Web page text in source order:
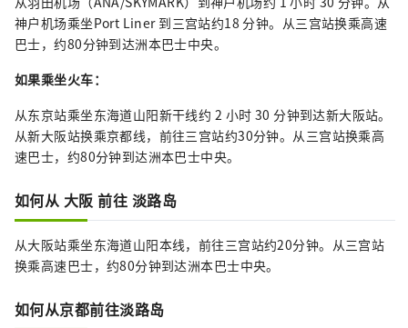
神户机场乘坐Port Liner 到三宫站约18 分钟。从三宫站换乘高速
巴士，约80分钟到达洲本巴士中央。
如果乘坐火车：
从东京站乘坐东海道山阳新干线约 2 小时 30 分钟到达新大阪站。
从新大阪站换乘京都线，前往三宫站约30分钟。从三宫站换乘高
速巴士，约80分钟到达洲本巴士中央。
如何从 大阪 前往 淡路岛
从大阪站乘坐东海道山阳本线，前往三宫站约20分钟。从三宫站
换乘高速巴士，约80分钟到达洲本巴士中央。
如何从京都前往淡路岛